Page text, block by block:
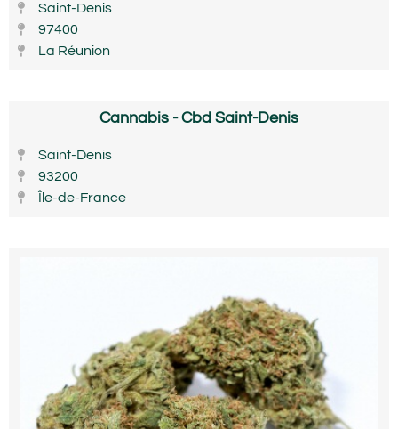
Saint-Denis
97400
La Réunion
Cannabis - Cbd Saint-Denis
Saint-Denis
93200
Île-de-France